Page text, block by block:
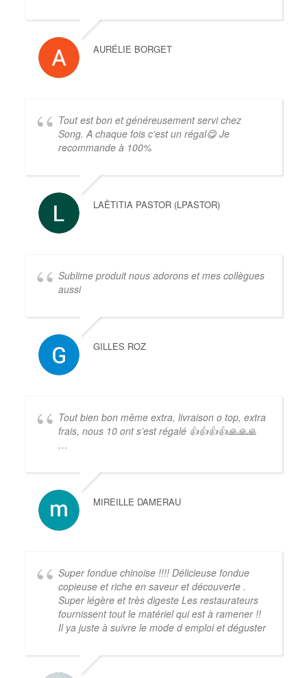
AURÉLIE BORGET
Tout est bon et généreusement servi chez
Song. A chaque fois c’est un régal😋 Je
recommande à 100%
LAËTITIA PASTOR (LPASTOR)
Sublime produit nous adorons et mes collègues
aussi
GILLES ROZ
Tout bien bon même extra, livraison o top, extra
frais, nous 10 ont s’est régalé 👍👍👍👍🙏🙏🙏
…
MIREILLE DAMERAU
Super fondue chinoise !!!! Délicieuse fondue
copieuse et riche en saveur et découverte .
Super légère et très digeste Les restaurateurs
fournissent tout le matériel qui est à ramener !!
Il ya juste à suivre le mode d emploi et déguster